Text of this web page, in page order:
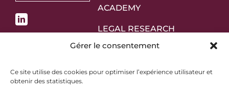
Gérer le consentement
Ce site utilise des cookies pour optimiser l’expérience utilisateur et
obtenir des statistiques.
ACADEMY
LEGAL RESEARCH